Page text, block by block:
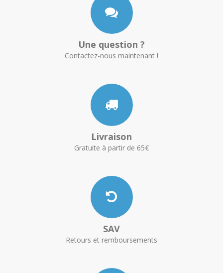
Une question ?
Contactez-nous maintenant !
Livraison
Gratuite à partir de 65€
SAV
Retours et remboursements